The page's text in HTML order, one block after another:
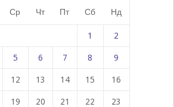
Ср Чт Пт Сб Нд
1 2
5 6 7 8 9
12 13 14 15 16
19 20 21 22 23